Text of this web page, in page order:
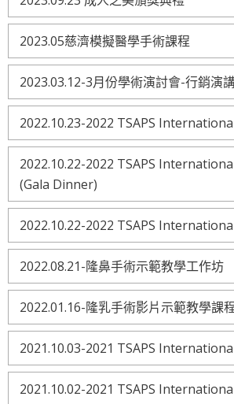
2023.05慈濟模擬醫學手術課程
2023.03.12-3月份學術演討會-行銷演
2022.10.23-2022 TSAPS
2022.10.22-2022 TSAPS
(Gala Dinner)
2022.10.22-2022 TSAPS
2022.08.21-隆鼻手術示範教學工作坊
2022.01.16-隆乳手術影片示範教學課
2021.10.03-2021 TSAPS
2021.10.02-2021 TSAPS